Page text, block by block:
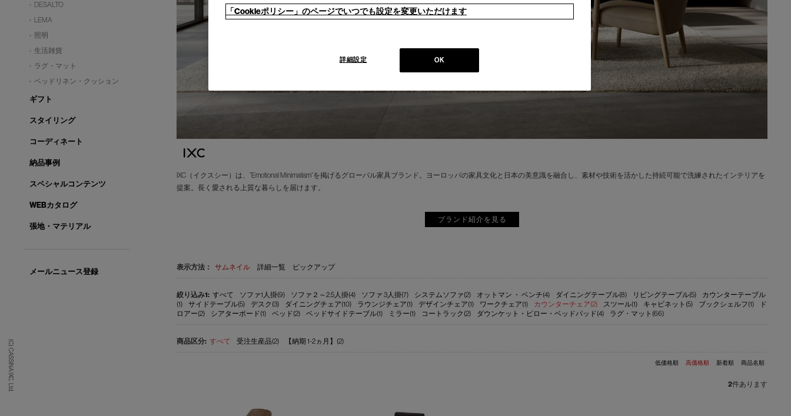
(C) CASSINA IXC. Ltd.
IXC（イクスシー）は、”Emotional Minimalism”を掲げるグローバル家具ブランド。ヨーロッパの家具文化と日本の美意識を融合し、素材や技術を活かした持続可能で洗練されたインテリアを
提案。長く愛される上質な暮らしを届けます。
ブランド紹介を見る
表示方法： サムネイル 詳細一覧 ピックアップ
すべて ソファ1人掛(9) ソファ２～2.5人掛(4) ソファ 3人掛(7) システムソファ(2) オットマン ・ ベンチ(4) ダイニングテーブル(8) リビングテーブル(5)
カウンターテーブル
(1)
サイドテーブル(5) デスク(3) ダイニングチェア(10) ラウンジチェア(1) デザインチェア(1) ワークチェア(1) カウンターチェア(2) スツール(1) キャビネット(5) ブックシェルフ(1)
ド
ロアー(2)
シアターボード(1) ベッド(2) ベッドサイドテーブル(1) ミラー(1) コートラック(2) ダウンケット・ピロー・ベッドパッド(4) ラグ・マット(66)
すべて 受注生産品(2) 【納期 1-2ヵ月】(2)
低価格順 高価格順 新着順 商品名順
2件あります
DESALTO
LEMA
照明
生活雑貨
ラグ・マット
ベッドリネン・クッション
ギフト
スタイリング
コーディネート
納品事例
スペシャルコンテンツ
WEBカタログ
張地・マテリアル
メールニュース登録
「Cookieポリシー」のページでいつでも設定を変更いただけます
OK
詳細設定